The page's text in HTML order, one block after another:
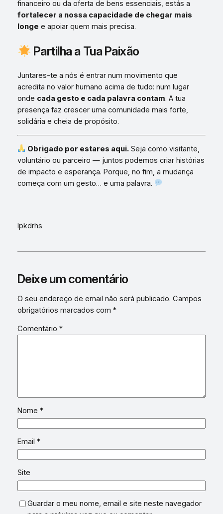
financeiro ou da oferta de bens essenciais, estás a
fortalecer a nossa capacidade de chegar mais
longe e apoiar quem mais precisa.
Partilha a Tua Paixão
Juntares-te a nós é entrar num movimento que
acredita no valor humano acima de tudo: num lugar
onde cada gesto e cada palavra contam. A tua
presença faz crescer uma comunidade mais forte,
solidária e cheia de propósito.
Obrigado por estares aqui. Seja como visitante,
voluntário ou parceiro — juntos podemos criar histórias
de impacto e esperança. Porque, no fim, a mudança
começa com um gesto… e uma palavra.
lpkdrhs
Deixe um comentário
O seu endereço de email não será publicado. Campos
obrigatórios marcados com *
Comentário *
Nome *
Email *
Site
Guardar o meu nome, email e site neste navegador